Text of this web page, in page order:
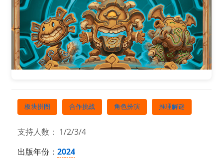
板块拼图 合作挑战 角色扮演 推理解谜
支持人数： 1/2/3/4
出版年份： 2024